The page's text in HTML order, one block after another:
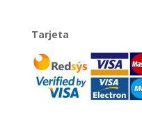
Tarjeta